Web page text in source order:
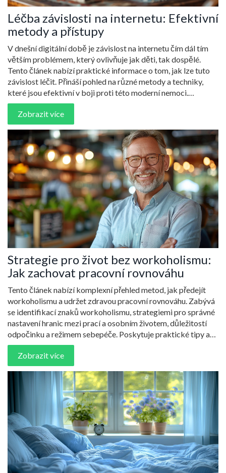
Léčba závislosti na internetu: Efektivní
metody a přístupy
V dnešní digitální době je závislost na internetu čím dál tím
větším problémem, který ovlivňuje jak děti, tak dospělé.
Tento článek nabízí praktické informace o tom, jak lze tuto
závislost léčit. Přináší pohled na různé metody a techniky,
které jsou efektivní v boji proti této moderní nemoci.
Zaměřuje se také na důležitost prevence a podpory ze strany
rodiny a profesionálů. Čtenáři se dozvědí, jaké kroky
podniknout, aby se vyhnuli nebo omezili svou závislost na
internetu.
Zobrazit více
Strategie pro život bez workoholismu:
Jak zachovat pracovní rovnováhu
Tento článek nabízí komplexní přehled metod, jak předejít
workoholismu a udržet zdravou pracovní rovnováhu. Zabývá
se identifikací znaků workoholismu, strategiemi pro správné
nastavení hranic mezi prací a osobním životem, důležitostí
odpočinku a režimem sebepéče. Poskytuje praktické tipy a
techniky, jak se vyhnout vyhoření a zvýšit celkovou životní
spokojenost.
Zobrazit více